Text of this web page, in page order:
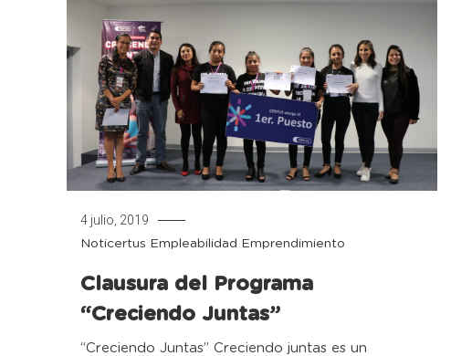
4 julio, 2019
Noticertus Empleabilidad Emprendimiento
Clausura del Programa
“Creciendo Juntas”
“Creciendo Juntas” Creciendo juntas es un